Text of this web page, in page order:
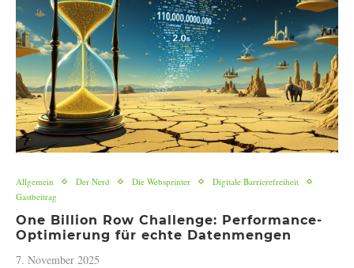
Allgemein Der Nerd Die Websprinter
Digitale Barrierefreiheit
Gastbeitrag
One Billion Row Challenge: Performance-
Optimierung für echte Datenmengen
7. November 2025